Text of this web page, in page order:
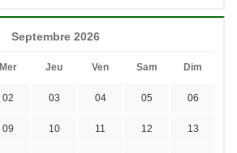
Septembre 2026
Mer Jeu Ven Sam Dim
02 03 04 05 06
09 10 11 12 13